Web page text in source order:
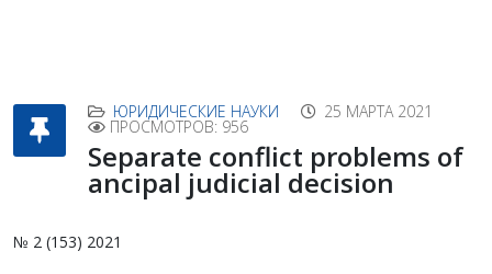
ЮРИДИЧЕСКИЕ НАУКИ 25 МАРТА 2021
ПРОСМОТРОВ: 956
Separate conflict problems of
ancipal judicial decision
№ 2 (153) 2021